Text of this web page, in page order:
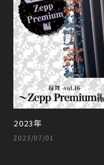
2023年
2023/07/01